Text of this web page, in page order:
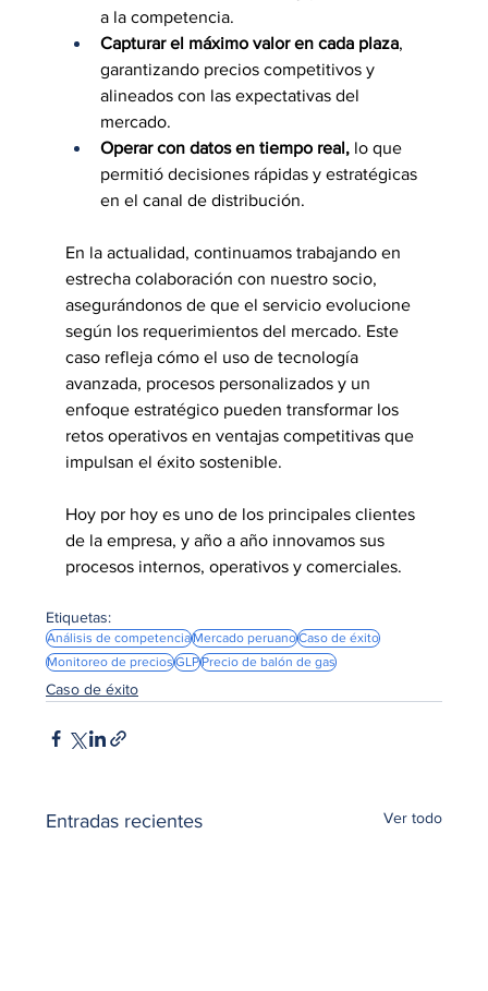
a la competencia.
Capturar el máximo valor en cada plaza,
garantizando precios competitivos y
alineados con las expectativas del
mercado.
Operar con datos en tiempo real, lo que
permitió decisiones rápidas y estratégicas
en el canal de distribución.
En la actualidad, continuamos trabajando en
estrecha colaboración con nuestro socio,
asegurándonos de que el servicio evolucione
según los requerimientos del mercado. Este
caso refleja cómo el uso de tecnología
avanzada, procesos personalizados y un
enfoque estratégico pueden transformar los
retos operativos en ventajas competitivas que
impulsan el éxito sostenible.
Hoy por hoy es uno de los principales clientes
de la empresa, y año a año innovamos sus
procesos internos, operativos y comerciales.
Etiquetas:
Análisis de competenciaMercado peruanoCaso de éxito
Monitoreo de preciosGLPPrecio de balón de gas
Caso de éxito
Entradas recientes Ver todo